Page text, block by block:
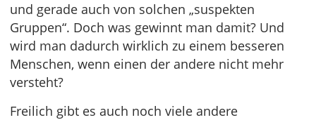
und gerade auch von solchen „suspekten
Gruppen“. Doch was gewinnt man damit? Und
wird man dadurch wirklich zu einem besseren
Menschen, wenn einen der andere nicht mehr
versteht?
Freilich gibt es auch noch viele andere